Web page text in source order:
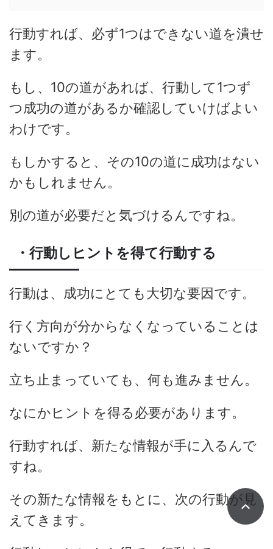
行動すれば、必ず1つはできない道を潰せ
ます。
もし、10の道があれば、行動して1つず
つ成功の道があるか確認していけばよい
わけです。
もしかすると、その10の道に成功はない
かもしれません。
別の道が必要だと気づけるんですね。
・行動しヒントを得て行動する
行動は、成功にとても大切な要因です。
行く方向が分からなくなっていることは
ないですか？
立ち止まっていても、何も進みません。
なにかヒントを得る必要があります。
行動すれば、新たな情報が手に入るんで
すね。
その新たな情報をもとに、次の行動が見
えてきます。